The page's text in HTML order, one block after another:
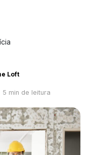
Loft
5 min de leitura